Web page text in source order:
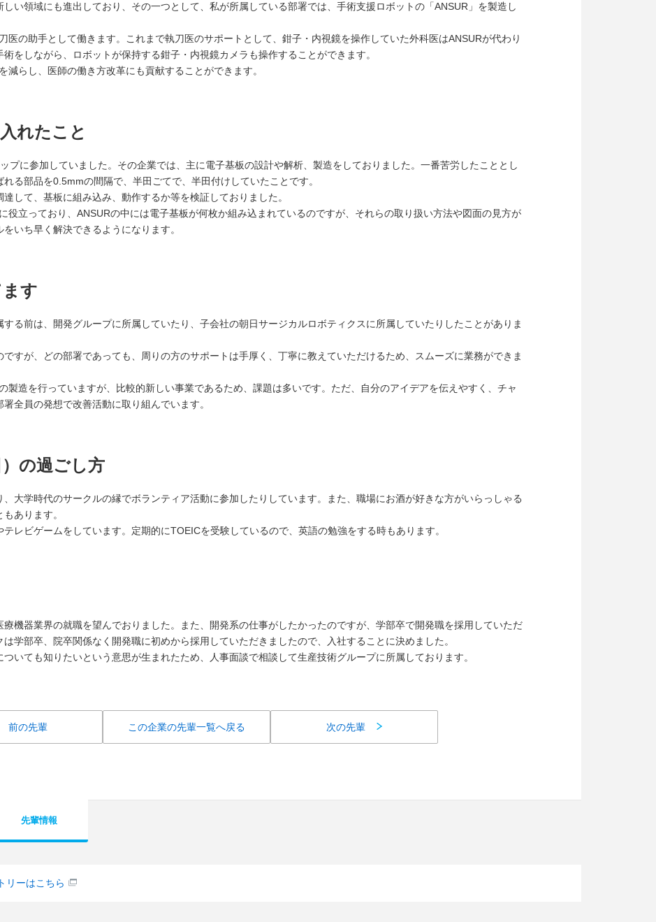
い領域にも進出しており、その一つとして、私が所属している部署では、手術支援ロボットの「ANSUR」を製造し
医の助手として働きます。これまで執刀医のサポートとして、鉗子・内視鏡を操作していた外科医はANSURが代わり
をしながら、ロボットが保持する鉗子・内視鏡カメラも操作することができます。
減らし、医師の働き方改革にも貢献することができます。
れたこと
プに参加していました。その企業では、主に電子基板の設計や解析、製造をしておりました。一番苦労したこととし
る部品を0.5mmの間隔で、半田ごてで、半田付けしていたことです。
して、基板に組み込み、動作するか等を検証しておりました。
役立っており、ANSURの中には電子基板が何枚か組み込まれているのですが、それらの取り扱い方法や図面の見方が
いち早く解決できるようになります。
す
る前は、開発グループに所属していたり、子会社の朝日サージカルロボティクスに所属していたりしたことがありま
すが、どの部署であっても、周りの方のサポートは手厚く、丁寧に教えていただけるため、スムーズに業務ができま
製造を行っていますが、比較的新しい事業であるため、課題は多いです。ただ、自分のアイデアを伝えやすく、チャ
全員の発想で改善活動に取り組んでいます。
の過ごし方
大学時代のサークルの縁でボランティア活動に参加したりしています。また、職場にお酒が好きな方がいらっしゃる
あります。
レビゲームをしています。定期的にTOEICを受験しているので、英語の勉強をする時もあります。
機器業界の就職を望んでおりました。また、開発系の仕事がしたかったのですが、学部卒で開発職を採用していただ
学部卒、院卒関係なく開発職に初めから採用していただきましたので、入社することに決めました。
いても知りたいという意思が生まれたため、人事面談で相談して生産技術グループに所属しております。
前の先輩 この企業の先輩一覧へ戻る 次の先輩
先輩情報
リーはこちら